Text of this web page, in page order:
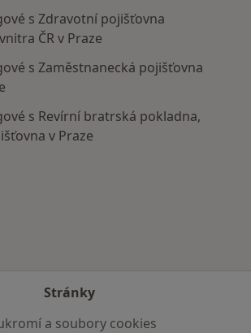
s Zdravotní pojišťovna
ČR v Praze
s Zaměstnanecká pojišťovna
s Revírní bratrská pokladna,
v Praze
Stránky
a soubory cookies